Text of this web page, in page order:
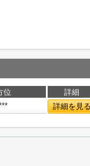
位
詳細
詳細を見